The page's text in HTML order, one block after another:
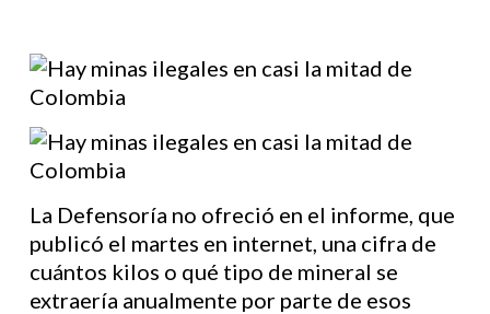
La Defensoría no ofreció en el informe, que
publicó el martes en internet, una cifra de
cuántos kilos o qué tipo de mineral se
extraería anualmente por parte de esos